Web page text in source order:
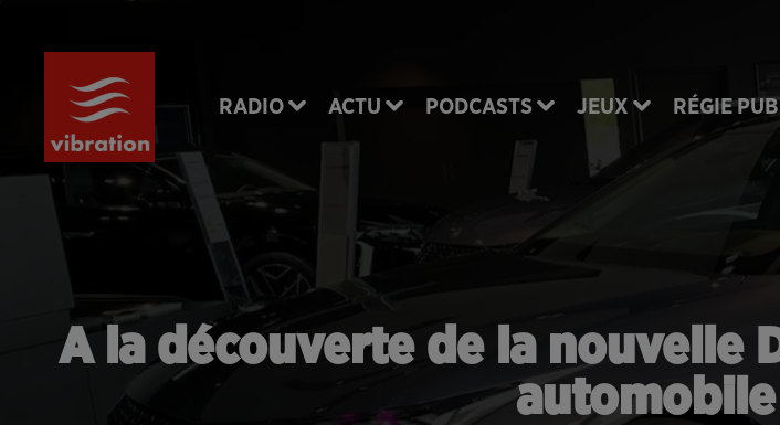
RADIO ACTU PODCASTS JEUX RÉGIE PUB
A la découverte de la nouvelle